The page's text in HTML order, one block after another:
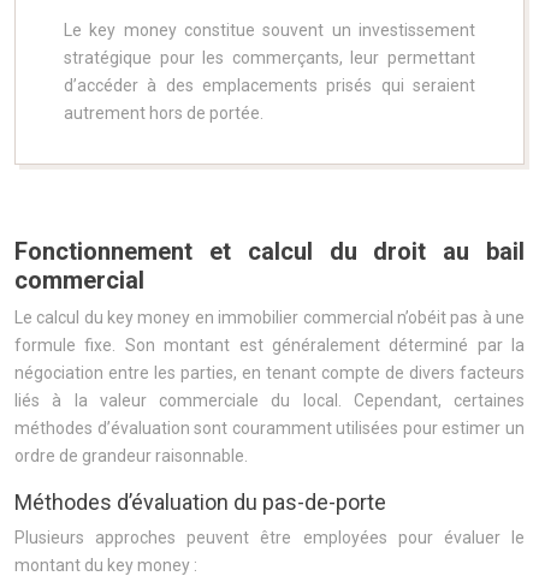
Le key money constitue souvent un investissement
stratégique pour les commerçants, leur permettant
d’accéder à des emplacements prisés qui seraient
autrement hors de portée.
Fonctionnement et calcul du droit au bail
commercial
Le calcul du key money en immobilier commercial n’obéit pas à une
formule fixe. Son montant est généralement déterminé par la
négociation entre les parties, en tenant compte de divers facteurs
liés à la valeur commerciale du local. Cependant, certaines
méthodes d’évaluation sont couramment utilisées pour estimer un
ordre de grandeur raisonnable.
Méthodes d’évaluation du pas-de-porte
Plusieurs approches peuvent être employées pour évaluer le
montant du key money :